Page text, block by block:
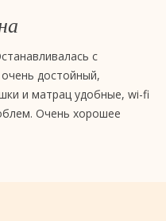
с
достойный,
и матрац удобные, wi-fi
Очень хорошее